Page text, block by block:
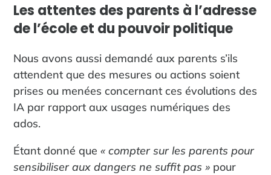
Les attentes des parents à l’adresse
de l’école et du pouvoir politique
Nous avons aussi demandé aux parents s’ils
attendent que des mesures ou actions soient
prises ou menées concernant ces évolutions des
IA par rapport aux usages numériques des
ados.
Étant donné que« compter sur les parents pour
sensibiliser aux dangers ne suffit pas » pour